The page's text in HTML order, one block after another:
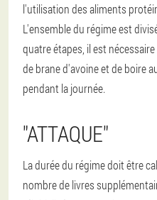
l'utilisation des aliments
L'ensemble du régime est
quatre étapes, il est
de brane d'avoine et de boire
pendant la journée.
"ATTAQUE"
La durée du régime doit être
nombre de livres